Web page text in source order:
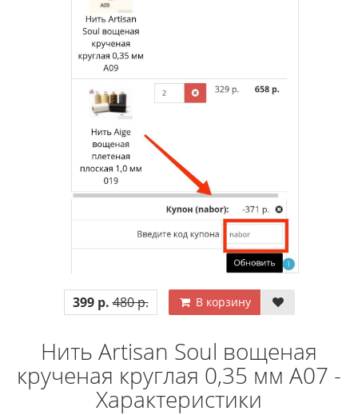
399 р. 480 р. В корзину
Нить Artisan Soul вощеная
крученая круглая 0,35 мм A07 -
Характеристики